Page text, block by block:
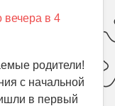
вечера в 4
родители!
с начальной
в первый